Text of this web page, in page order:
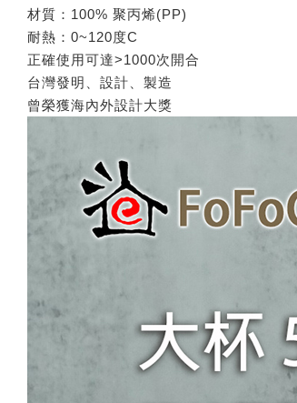
材質：100% 聚丙烯(PP)
耐熱：0~120度C
正確使用可達>1000次開合
台灣發明、設計、製造
曾榮獲海內外設計大獎